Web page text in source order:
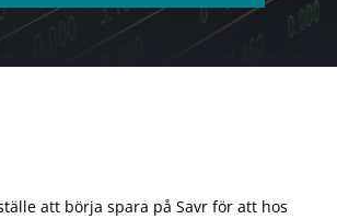
att börja spara på Savr för att hos